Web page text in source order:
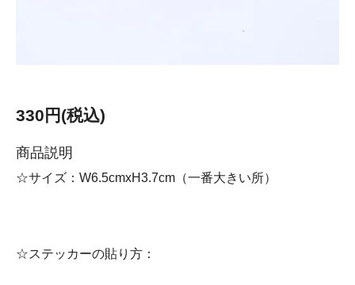
330円(税込)
商品説明
☆サイズ：W6.5cmxH3.7cm（一番大きい所）
☆ステッカーの貼り方：